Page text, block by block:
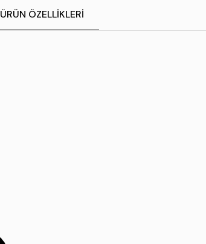
ÜRÜN ÖZELLIKLERI